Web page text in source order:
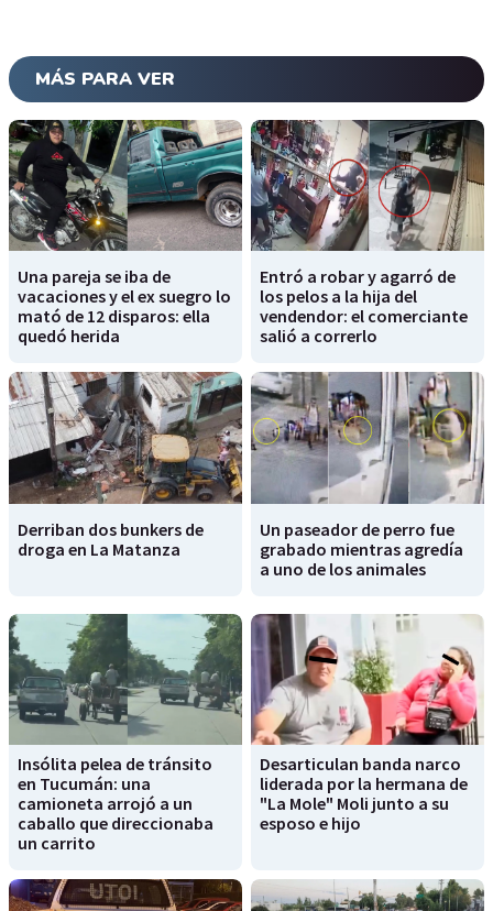
MÁS PARA VER
Una pareja se iba de
vacaciones y el ex suegro lo
mató de 12 disparos: ella
quedó herida
Entró a robar y agarró de
los pelos a la hija del
vendendor: el comerciante
salió a correrlo
Derriban dos bunkers de
droga en La Matanza
Un paseador de perro fue
grabado mientras agredía
a uno de los animales
Insólita pelea de tránsito
en Tucumán: una
camioneta arrojó a un
caballo que direccionaba
un carrito
Desarticulan banda narco
liderada por la hermana de
"La Mole" Moli junto a su
esposo e hijo